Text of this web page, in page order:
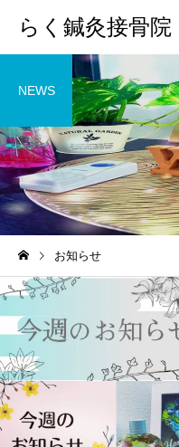
らく鍼灸接骨院
KB Finger
骨盤調整
NEWS
お知らせ